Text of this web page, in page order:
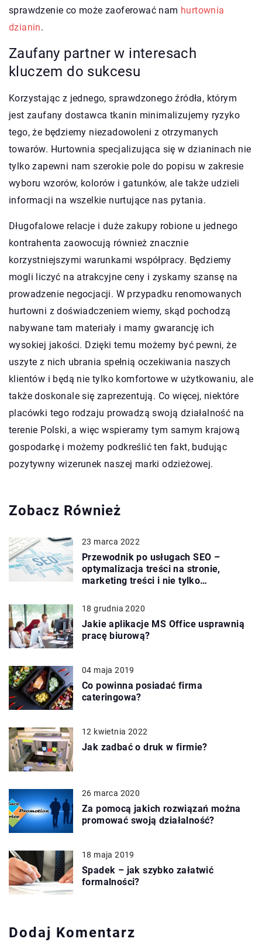
sprawdzenie co może zaoferować nam hurtownia
dzianin.
Zaufany partner w interesach
kluczem do sukcesu
Korzystając z jednego, sprawdzonego źródła, którym
jest zaufany dostawca tkanin minimalizujemy ryzyko
tego, że będziemy niezadowoleni z otrzymanych
towarów. Hurtownia specjalizująca się w dzianinach nie
tylko zapewni nam szerokie pole do popisu w zakresie
wyboru wzorów, kolorów i gatunków, ale także udzieli
informacji na wszelkie nurtujące nas pytania.
Długofalowe relacje i duże zakupy robione u jednego
kontrahenta zaowocują również znacznie
korzystniejszymi warunkami współpracy. Będziemy
mogli liczyć na atrakcyjne ceny i zyskamy szansę na
prowadzenie negocjacji. W przypadku renomowanych
hurtowni z doświadczeniem wiemy, skąd pochodzą
nabywane tam materiały i mamy gwarancję ich
wysokiej jakości. Dzięki temu możemy być pewni, że
uszyte z nich ubrania spełnią oczekiwania naszych
klientów i będą nie tylko komfortowe w użytkowaniu, ale
także doskonale się zaprezentują. Co więcej, niektóre
placówki tego rodzaju prowadzą swoją działalność na
terenie Polski, a więc wspieramy tym samym krajową
gospodarkę i możemy podkreślić ten fakt, budując
pozytywny wizerunek naszej marki odzieżowej.
Zobacz Również
23 marca 2022
Przewodnik po usługach SEO –
optymalizacja treści na stronie,
marketing treści i nie tylko…
18 grudnia 2020
Jakie aplikacje MS Office usprawnią
pracę biurową?
04 maja 2019
Co powinna posiadać firma
cateringowa?
12 kwietnia 2022
Jak zadbać o druk w firmie?
26 marca 2020
Za pomocą jakich rozwiązań można
promować swoją działalność?
18 maja 2019
Spadek – jak szybko załatwić
formalności?
Dodaj Komentarz